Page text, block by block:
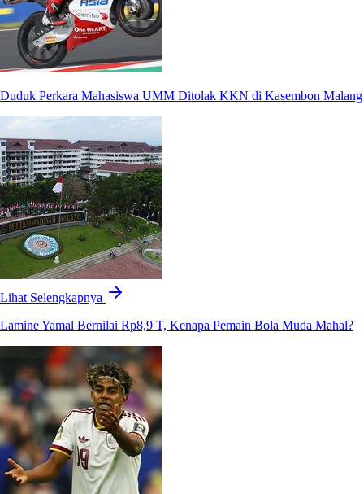
Duduk Perkara Mahasiswa UMM Ditolak KKN di Kasembon Malang
Lihat Selengkapnya
Lamine Yamal Bernilai Rp8,9 T, Kenapa Pemain Bola Muda Mahal?